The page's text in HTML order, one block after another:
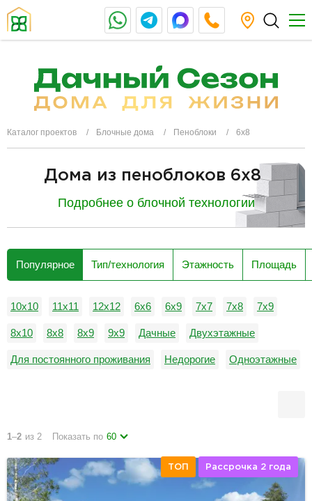
Каталог проектов Блочные дома Пеноблоки 6х8
Дома из пеноблоков 6x8
Подробнее о блочной технологии
Популярное Тип/технология Этажность Площадь
10х10 11х11 12х12 6х6 6х9 7х7 7х8 7х9
8х10 8х8 8х9 9х9 Дачные Двухэтажные
Для постоянного проживания Недорогие Одноэтажные
1–2 из 2 Показать по 60
ТОП Рассрочка 2 года